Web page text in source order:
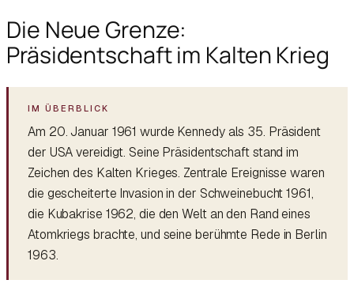
Die Neue Grenze:
Präsidentschaft im Kalten Krieg
Am 20. Januar 1961 wurde Kennedy als 35. Präsident
der USA vereidigt. Seine Präsidentschaft stand im
Zeichen des Kalten Krieges. Zentrale Ereignisse waren
die gescheiterte Invasion in der Schweinebucht 1961,
die Kubakrise 1962, die den Welt an den Rand eines
Atomkriegs brachte, und seine berühmte Rede in Berlin
1963.